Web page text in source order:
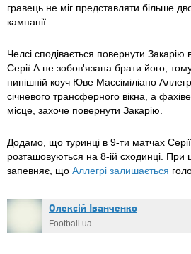
гравець не міг представляти більше
кампанії.
Челсі сподівається повернути
Серії А не зобов'язана брати його,
нинішній коуч Юве Массіміліано
січневого трансферного вікна, а
місце, захоче повернути Закарію.
Додамо, що туринці в 9-ти матчах
розташовуються на 8-ій сходинці.
запевняє, що Аллегрі залишається
Олексій Іванченко
Football.ua